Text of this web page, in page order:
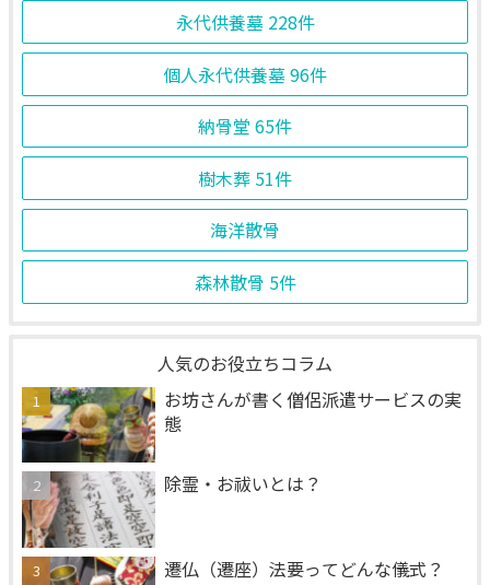
永代供養墓228件
個人永代供養墓96件
納骨堂 65件
樹木葬 51件
海洋散骨
森林散骨 5件
人気のお役立ちコラム
お坊さんが書く僧侶派遣サービスの実
態
除霊・お祓いとは？
遷仏（遷座）法要ってどんな儀式？